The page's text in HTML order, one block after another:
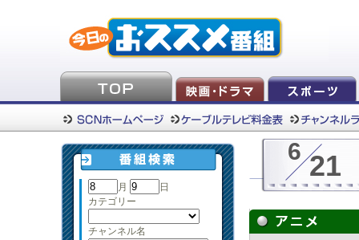
月
日
カテゴリー
チャンネル名
6 21